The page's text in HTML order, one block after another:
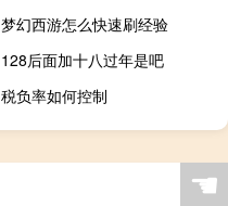
梦幻西游怎么快速刷经验
128后面加十八过年是吧
税负率如何控制
☚